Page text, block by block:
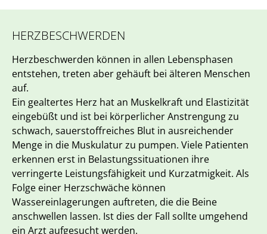
HERZBESCHWERDEN
Herzbeschwerden können in allen Lebensphasen
entstehen, treten aber gehäuft bei älteren Menschen
auf.
Ein gealtertes Herz hat an Muskelkraft und Elastizität
eingebüßt und ist bei körperlicher Anstrengung zu
schwach, sauerstoffreiches Blut in ausreichender
Menge in die Muskulatur zu pumpen. Viele Patienten
erkennen erst in Belastungssituationen ihre
verringerte Leistungsfähigkeit und Kurzatmigkeit. Als
Folge einer Herzschwäche können
Wassereinlagerungen auftreten, die die Beine
anschwellen lassen. Ist dies der Fall sollte umgehend
ein Arzt aufgesucht werden.